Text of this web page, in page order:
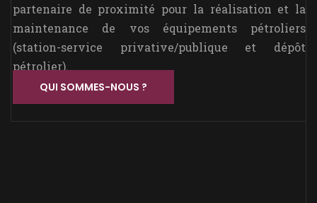
partenaire de proximité pour la réalisation et la
maintenance de vos équipements pétroliers
(station-service privative/publique et dépôt
pétrolier).
QUI SOMMES-NOUS ?